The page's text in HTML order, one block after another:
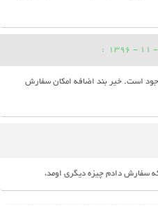
:
است. خیر بند اضافه امکان سفارش
سفارش دادم چیزه دیگری اومد،